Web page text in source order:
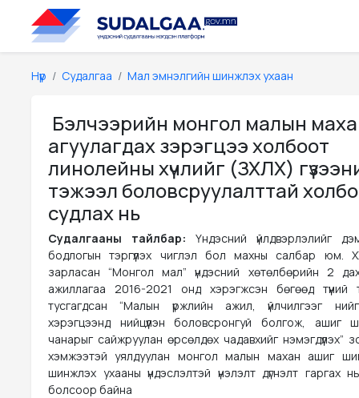
Нүүр Судалгаа Мал эмнэлгийн шинжлэх ухаан
Бэлчээрийн монгол малын
агуулагдах зэрэгцээ холбоот
линолейны хүчлийг (ЗХЛХ)
тэжээл боловсруулалттай
судлах нь
Судалгааны тайлбар: Үндэсний үйлдвэрлэлийг
бодлогын тэргүүлэх чиглэл бол махны салбар юм.
зарласан “Монгол мал” үндэсний хөтөлбөрийн 2
ажиллагаа 2016-2021 онд хэрэгжсэн бөгөөд түүний
тусгагдсан “Малын үржлийн ажил, үйлчилгээг
хэрэгцээнд нийцүүлэн боловсронгуй болгож, ашиг
чанарыг сайжруулан өрсөлдөх чадавхийг нэмэгдүүлэх”
хэмжээтэй уялдуулан монгол малын махан ашиг
шинжлэх ухааны үндэслэлтэй үнэлэлт дүгнэлт гаргах
болсоор байна